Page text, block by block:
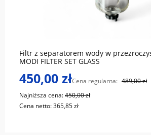
Filtr z separatorem wody w
MODI FILTER SET GLASS
450,00 złCena regularna: 489,00 zł
Najniższa cena:450,00 zł
Cena netto:365,85 zł
do koszyka